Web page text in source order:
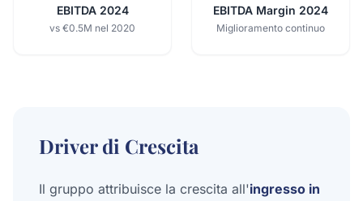
EBITDA 2024
vs €0.5M nel 2020
EBITDA Margin 2024
Miglioramento continuo
Driver di Crescita
Il gruppo attribuisce la crescita all'ingresso in